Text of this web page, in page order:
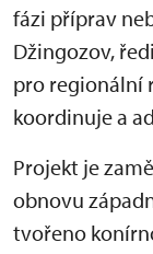
fázi příprav
Džingozov,
pro regionální
koordinuje a
Projekt je
obnovu
tvořeno